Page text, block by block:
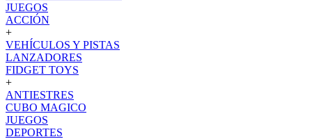
JUEGOS
ACCIÓN
+
VEHÍCULOS Y PISTAS
LANZADORES
FIDGET TOYS
+
ANTIESTRES
CUBO MAGICO
JUEGOS
DEPORTES